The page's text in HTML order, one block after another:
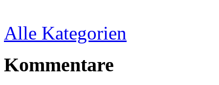
Alle Kategorien
Kommentare